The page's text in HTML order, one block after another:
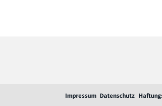
Impressum Datenschutz